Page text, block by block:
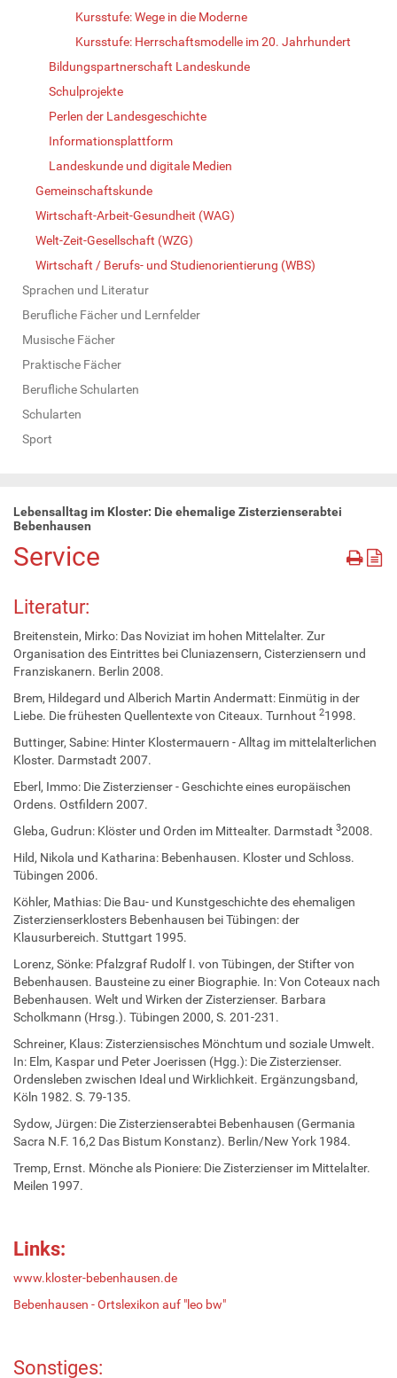
Kursstufe: Wege in die Moderne
Kursstufe: Herrschaftsmodelle im 20. Jahrhundert
Bildungspartnerschaft Landeskunde
Schulprojekte
Perlen der Landesgeschichte
Informationsplattform
Landeskunde und digitale Medien
Gemeinschaftskunde
Wirtschaft-Arbeit-Gesundheit (WAG)
Welt-Zeit-Gesellschaft (WZG)
Wirtschaft / Berufs- und Studienorientierung (WBS)
Sprachen und Literatur
Berufliche Fächer und Lernfelder
Musische Fächer
Praktische Fächer
Berufliche Schularten
Schularten
Sport
Lebensalltag im Kloster: Die ehemalige Zisterzienserabtei
Bebenhausen
Service
Literatur:
Breitenstein, Mirko: Das Noviziat im hohen Mittelalter. Zur
Organisation des Eintrittes bei Cluniazensern, Cisterziensern und
Franziskanern. Berlin 2008.
Brem, Hildegard und Alberich Martin Andermatt: Einmütig in der
Liebe. Die frühesten Quellentexte von Citeaux. Turnhout 21998.
Buttinger, Sabine: Hinter Klostermauern - Alltag im mittelalterlichen
Kloster. Darmstadt 2007.
Eberl, Immo: Die Zisterzienser - Geschichte eines europäischen
Ordens. Ostfildern 2007.
Gleba, Gudrun: Klöster und Orden im Mittealter. Darmstadt 32008.
Hild, Nikola und Katharina: Bebenhausen. Kloster und Schloss.
Tübingen 2006.
Köhler, Mathias: Die Bau- und Kunstgeschichte des ehemaligen
Zisterzienserklosters Bebenhausen bei Tübingen: der
Klausurbereich. Stuttgart 1995.
Lorenz, Sönke: Pfalzgraf Rudolf I. von Tübingen, der Stifter von
Bebenhausen. Bausteine zu einer Biographie. In: Von Coteaux nach
Bebenhausen. Welt und Wirken der Zisterzienser. Barbara
Scholkmann (Hrsg.). Tübingen 2000, S. 201-231.
Schreiner, Klaus: Zisterziensisches Mönchtum und soziale Umwelt.
In: Elm, Kaspar und Peter Joerissen (Hgg.): Die Zisterzienser.
Ordensleben zwischen Ideal und Wirklichkeit. Ergänzungsband,
Köln 1982. S. 79-135.
Sydow, Jürgen: Die Zisterzienserabtei Bebenhausen (Germania
Sacra N.F. 16,2 Das Bistum Konstanz). Berlin/New York 1984.
Tremp, Ernst. Mönche als Pioniere: Die Zisterzienser im Mittelalter.
Meilen 1997.
Links:
www.kloster-bebenhausen.de
Bebenhausen - Ortslexikon auf "leo bw"
Sonstiges: